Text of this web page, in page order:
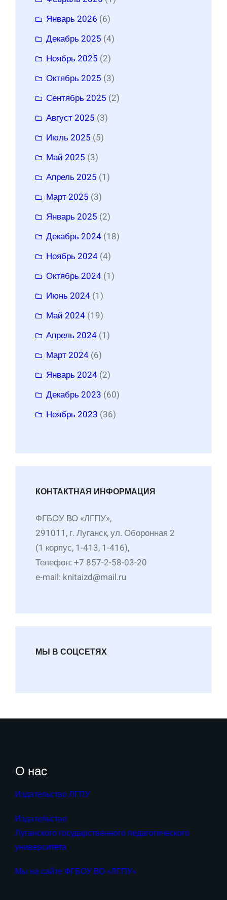
Январь 2026 (6)
Декабрь 2025 (4)
Ноябрь 2025 (2)
Октябрь 2025 (3)
Сентябрь 2025 (2)
Август 2025 (3)
Июль 2025 (5)
Май 2025 (3)
Апрель 2025 (1)
Март 2025 (3)
Январь 2025 (2)
Декабрь 2024 (18)
Ноябрь 2024 (4)
Октябрь 2024 (1)
Июнь 2024 (1)
Май 2024 (19)
Апрель 2024 (1)
Март 2024 (6)
Январь 2024 (2)
Декабрь 2023 (60)
Ноябрь 2023 (36)
КОНТАКТНАЯ ИНФОРМАЦИЯ
ФГБОУ ВО «ЛГПУ»,
291011, г. Луганск, ул. Оборонная 2
(1 корпус, 1-413, 1-416),
Телефон: +7 857-2-58-03-20
е-mail: knitaizd@mail.ru
МЫ В СОЦСЕТЯХ
О нас
Издательство ЛГПУ
Издательство
Луганского государственного педагогического
университета
Мы на сайте ФГБОУ ВО «ЛГПУ»